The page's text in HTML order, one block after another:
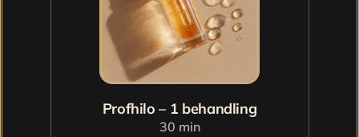
Profhilo – 1 behandling
30 min